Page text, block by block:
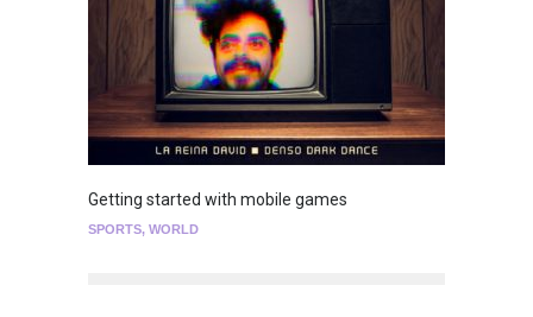
Getting started with mobile games
SPORTS, WORLD